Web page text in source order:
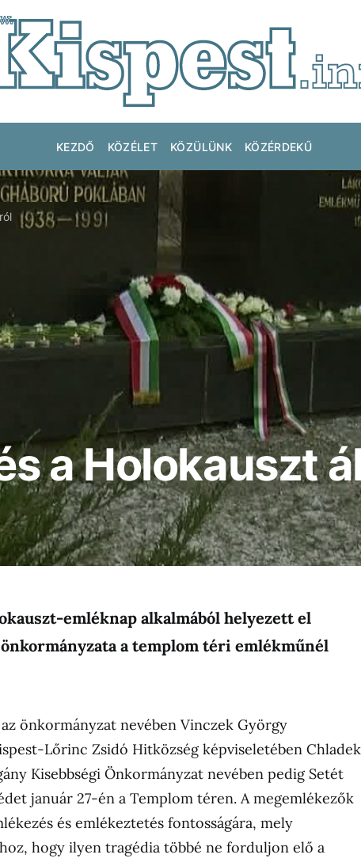
KEZDŐ KÖZÉLET KÖZÜLÜNK KÖZÉRDEKŰ
a Holokauszt
emléknap alkalmából helyezett el
a templom téri emlékműnél
önkormányzat nevében Vinczek György
Lőrinc Zsidó Hitközség képviseletében Chladek
Kisebbségi Önkormányzat nevében pedig Setét
január 27-én a Templom téren. A megemlékezők
és emlékeztetés fontosságára, mely
hogy ilyen tragédia többé ne forduljon elő a